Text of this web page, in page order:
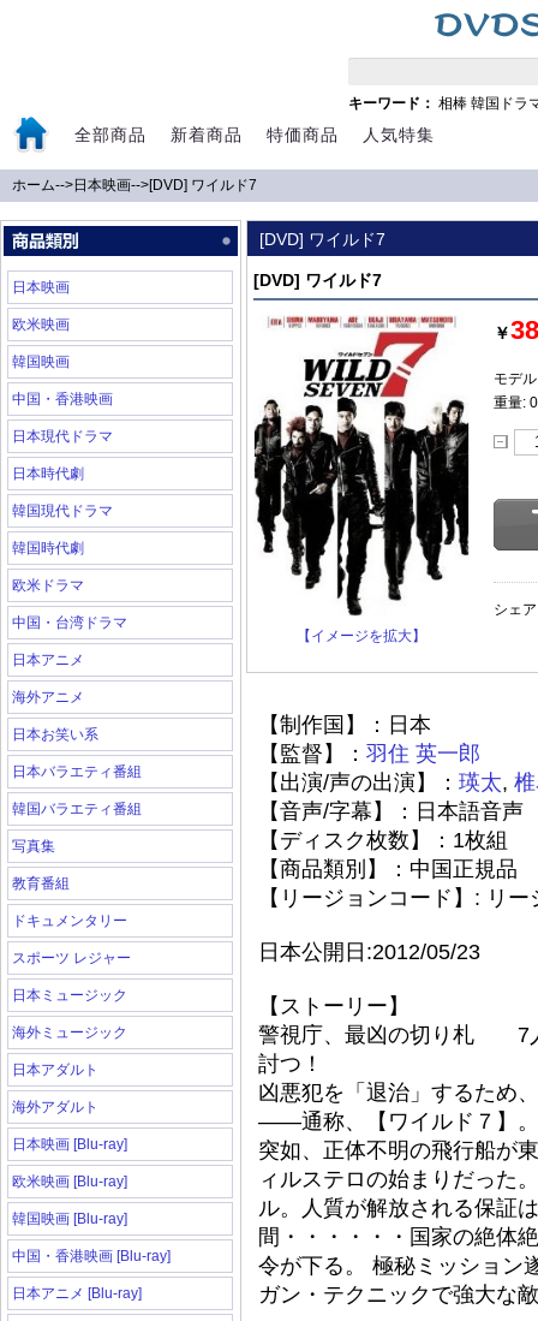
キーワード： 相棒 韓国ドラ
全部商品 新着商品 特価商品 人気特集
ホーム-->日本映画-->[DVD] ワイルド7
日本映画
欧米映画
韓国映画
中国・香港映画
日本現代ドラマ
日本時代劇
韓国現代ドラマ
韓国時代劇
欧米ドラマ
中国・台湾ドラマ
日本アニメ
海外アニメ
日本お笑い系
日本バラエティ番組
韓国バラエティ番組
写真集
教育番組
ドキュメンタリー
スポーツ レジャー
日本ミュージック
海外ミュージック
日本アダルト
海外アダルト
日本映画 [Blu-ray]
欧米映画 [Blu-ray]
韓国映画 [Blu-ray]
中国・香港映画 [Blu-ray]
日本アニメ [Blu-ray]
[DVD] ワイルド7
[DVD] ワイルド7
【イメージを拡大】
￥
モデ
重量:
シェ
【制作国】：日本
【監督】： 羽住 英一郎
【出演/声の出演】： 瑛太,
【音声/字幕】：日本語音声
【ディスク枚数】：1枚組
【商品類別】：中国正規品
【リージョンコード】: リ
日本公開日:2012/05/23
【ストーリー】
警視庁、最凶の切り札 7
討つ！
凶悪犯を「退治」するため
――通称、【ワイルド７】
突如、正体不明の飛行船が
ィルステロの始まりだった
ル。人質が解放される保証
間・・・・・・国家の絶体
令が下る。 極秘ミッション
ガン・テクニックで強大な